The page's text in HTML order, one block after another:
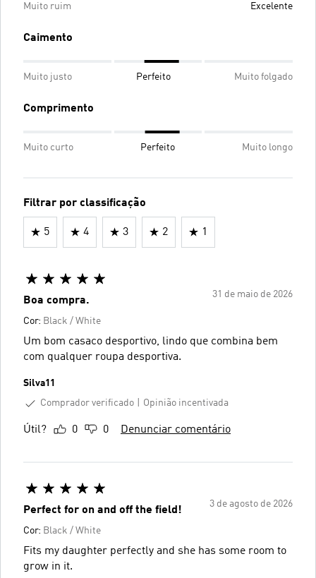
Muito ruim Excelente
Caimento
Muito justo Perfeito Muito folgado
Comprimento
Muito curto Perfeito Muito longo
Filtrar por classificação
5 4 3 2 1
31 de maio de 2026
Boa compra.
Cor: Black / White
Um bom casaco desportivo, lindo que combina bem
com qualquer roupa desportiva.
Silva11
Comprador verificado
Opinião incentivada
Útil? 0 0 Denunciar comentário
3 de agosto de 2026
Perfect for on and off the field!
Cor: Black / White
Fits my daughter perfectly and she has some room to
grow in it.